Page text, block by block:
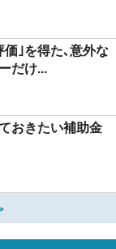
価｣を得た､意外な
だけ...
おきたい補助金